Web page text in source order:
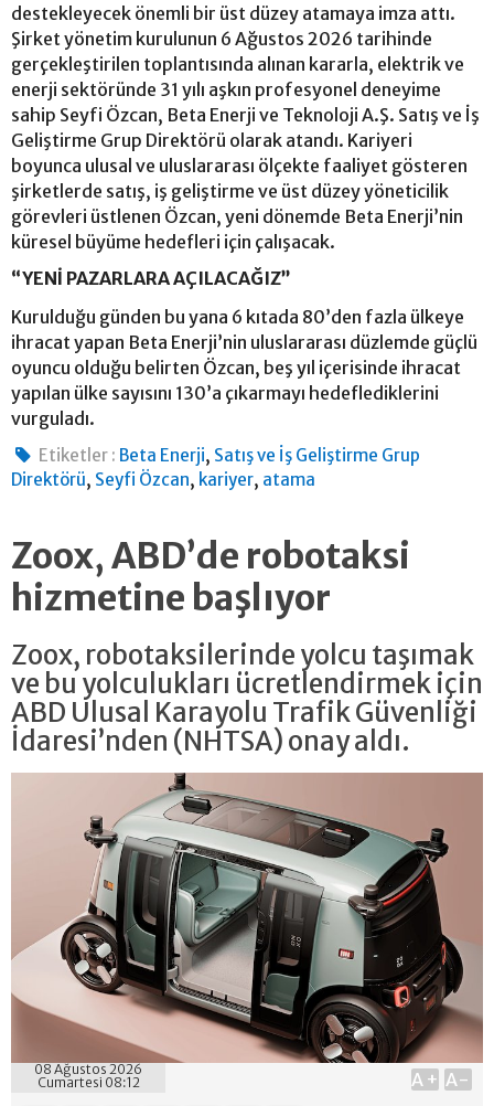
destekleyecek önemli bir üst düzey atamaya imza attı.
Şirket yönetim kurulunun 6 Ağustos 2026 tarihinde
gerçekleştirilen toplantısında alınan kararla, elektrik ve
enerji sektöründe 31 yılı aşkın profesyonel deneyime
sahip Seyfi Özcan, Beta Enerji ve Teknoloji A.Ş. Satış ve İş
Geliştirme Grup Direktörü olarak atandı. Kariyeri
boyunca ulusal ve uluslararası ölçekte faaliyet gösteren
şirketlerde satış, iş geliştirme ve üst düzey yöneticilik
görevleri üstlenen Özcan, yeni dönemde Beta Enerji’nin
küresel büyüme hedefleri için çalışacak.
“YENİ PAZARLARA AÇILACAĞIZ”
Kurulduğu günden bu yana 6 kıtada 80’den fazla ülkeye
ihracat yapan Beta Enerji’nin uluslararası düzlemde güçlü
oyuncu olduğu belirten Özcan, beş yıl içerisinde ihracat
yapılan ülke sayısını 130’a çıkarmayı hedeflediklerini
vurguladı.
Etiketler : Beta Enerji, Satış ve İş Geliştirme Grup
Direktörü, Seyfi Özcan, kariyer, atama
Zoox, ABD’de robotaksi
hizmetine başlıyor
Zoox, robotaksilerinde yolcu taşımak
ve bu yolculukları ücretlendirmek için
ABD Ulusal Karayolu Trafik Güvenliği
İdaresi’nden (NHTSA) onay aldı.
08 Ağustos 2026
Cumartesi 08:12
A+ A-